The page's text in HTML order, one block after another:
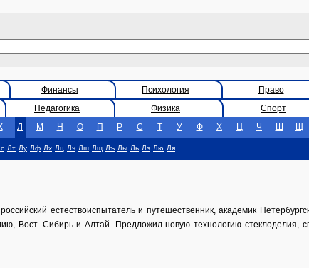
Финансы Психология Право
Педагогика Физика Спорт
К Л М Н О П Р С Т У Ф Х Ц Ч Ш Щ
Лт Лу Лф Лх Лц Лч Лш Лщ Лъ Лы Ль Лэ Лю Ля
естествоиспытатель и путешественник, академик
Вост. Сибирь и Алтай. Предложил новую технологию стеклоделия,